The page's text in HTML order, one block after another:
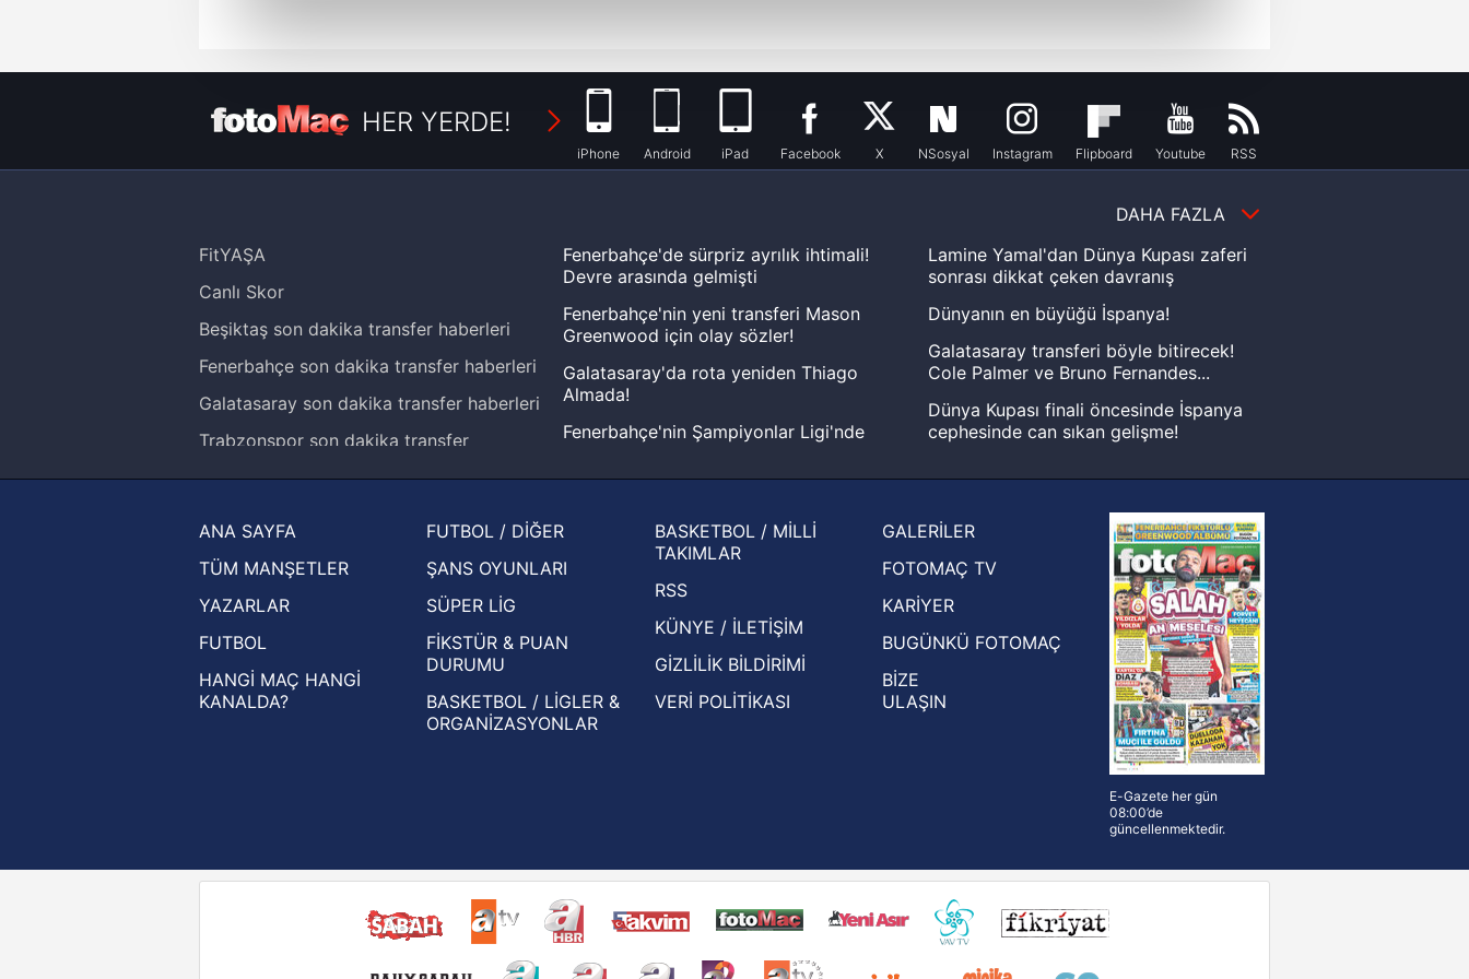
amacıyla kullanılmaktadır. Diğer çerezler, sitemizin daha işlevsel kılınması ve kişiselleştirilmesi ve sizlere yönelik
reklam/pazarlama faaliyetlerinin yapılması, amaçlarıyla sınırlı olarak açık rızanız dahilinde kullanılacaktır.
Çerezlere ilişkin tercihlerinizi aşağıda yer alan panel vasıtasıyla belirleyebilirsiniz. Çerezlere ilişkin detaylı bilgi için Ayarlar
6698 sayılı Kişisel Verilerin Korunması Kanunu uyarınca hazırlanmış Aydınlatma Metnimizi okumak ve sitemizde ilgili
mevzuata uygun olarak kullanılan çerezlerle ilgili bilgi almak için lütfen
HER YERDE!
iPhone Android iPad Facebook X NSosyal Instagram Flipboard Youtube RSS
DAHA FAZLA
FitYAŞA
Canlı Skor
Beşiktaş son dakika transfer haberleri
Fenerbahçe son dakika transfer haberleri
Galatasaray son dakika transfer haberleri
Trabzonspor son dakika transfer
Ziraat Türkiye Kupası haberleri
UEFA Şampiyonlar Ligi haberleri
UEFA Avrupa Ligi haberleri
UEFA Konferans Ligi haberleri
Fenerbahçe'de sürpriz ayrılık ihtimali!
Devre arasında gelmişti
Fenerbahçe'nin yeni transferi Mason
Greenwood için olay sözler!
Galatasaray'da rota yeniden Thiago
Almada!
Fenerbahçe'nin Şampiyonlar Ligi'nde
Zabrze'yi elerlerse...
basından gündem olan manşetler!
Beşiktaş'ın UEFA Avrupa Ligi'nde 3. Ön
Eleme Turu muhtemel rakipleri belli oldu!
Lamine Yamal'dan Dünya Kupası zaferi
sonrası dikkat çeken davranış
Dünyanın en büyüğü İspanya!
Galatasaray transferi böyle bitirecek!
Cole Palmer ve Bruno Fernandes...
Dünya Kupası finali öncesinde İspanya
cephesinde can sıkan gelişme!
Hernan Crespo, Meksika Ligi
ekiplerinden Atlas'ın yeni teknik direktörü
oldu
ANA SAYFA
TÜM MANŞETLER
YAZARLAR
FUTBOL
HANGİ MAÇ HANGİ
KANALDA?
FUTBOL / DİĞER
ŞANS OYUNLARI
SÜPER LİG
FİKSTÜR & PUAN
DURUMU
BASKETBOL / LİGLER &
ORGANİZASYONLAR
BASKETBOL / MİLLİ
TAKIMLAR
RSS
KÜNYE / İLETİŞİM
GİZLİLİK BİLDİRİMİ
VERİ POLİTİKASI
GALERİLER
FOTOMAÇ TV
KARİYER
BUGÜNKÜ FOTOMAÇ
BİZE
ULAŞIN
E-Gazete her gün
08:00’de
güncellenmektedir.